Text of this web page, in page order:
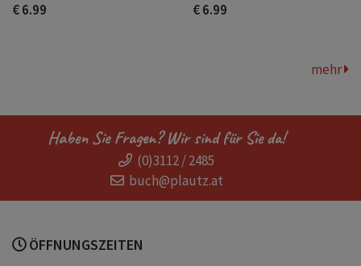
€ 6.99 € 6.99
mehr
Haben Sie Fragen? Wir sind für Sie da!
(0)3112 / 2485
buch@plautz.at
ÖFFNUNGSZEITEN